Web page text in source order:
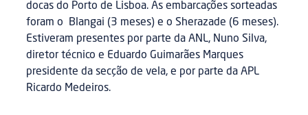
docas do Porto de Lisboa. As embarcações sorteadas
foram o Blangai (3 meses) e o Sherazade (6 meses).
Estiveram presentes por parte da ANL, Nuno Silva,
diretor técnico e Eduardo Guimarães Marques
presidente da secção de vela, e por parte da APL
Ricardo Medeiros.